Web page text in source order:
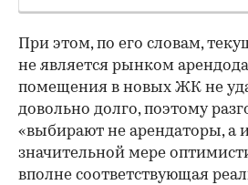
При этом, по его словам,
не является рынком
помещения в новых ЖК не
довольно долго, поэтому
«выбирают не арендаторы, а
значительной мере
вполне соответствующая